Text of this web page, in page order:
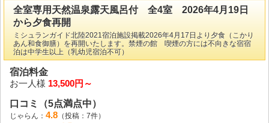
全室専用天然温泉露天風呂付 全4室 2026年4月19日
から夕食再開
ミシュランガイド北陸2021宿泊施設掲載2026年4月17日より夕食（こかり
あん和食御膳）を再開いたします。禁煙の館 喫煙の方には不向きな宿宿
泊は中学生以上（乳幼児宿泊不可）
宿泊料金
お一人様 13,500円～
口コミ（5点満点中）
じゃらん： 4.8 （投稿：7件）